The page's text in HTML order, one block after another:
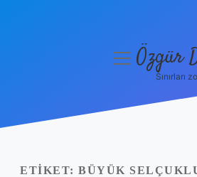
Yasal Uyarı
menüyüÖzgür
Sınırları
ETIKET: BÜYÜK